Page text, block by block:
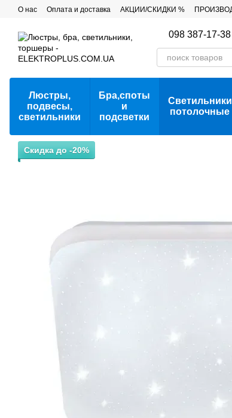
Перейти к основному контенту
О нас Оплата и доставка АКЦИИ/СКИДКИ %
098 387-17-38
Люстры,
подвесы,
светильники
Бра,споты
и
подсветки
Светильники
потолочные
Скидка до -20%